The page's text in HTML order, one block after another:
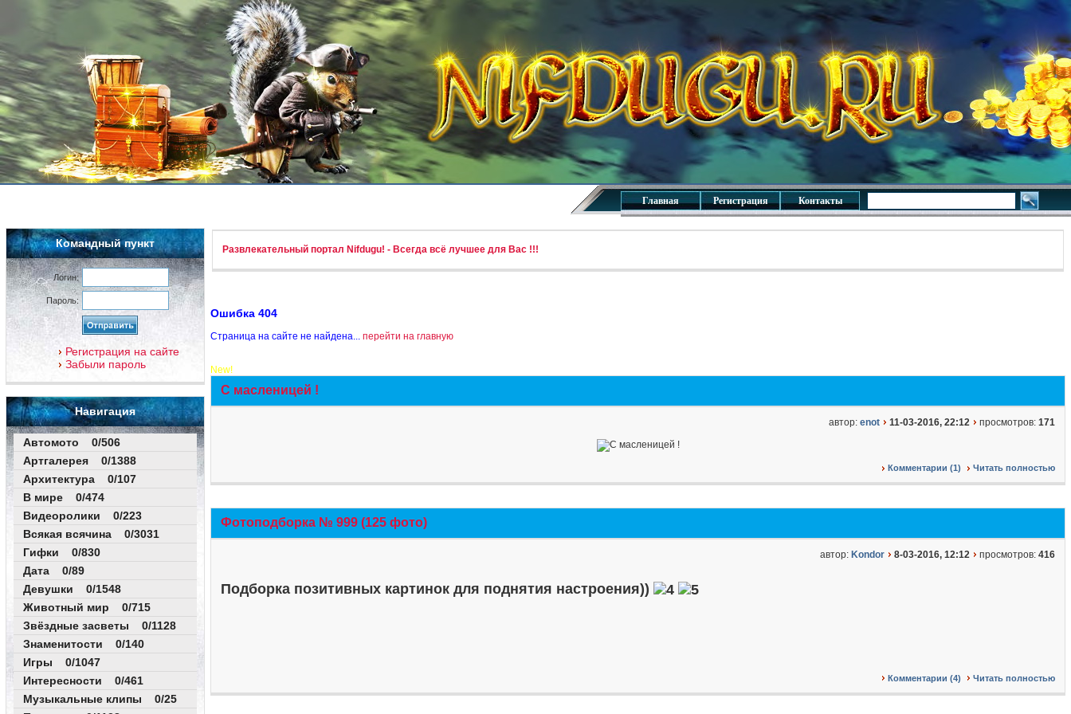
Главная Регистрация Контакты
Командный пункт
Логин:
Пароль:
Регистрация на сайте
Забыли пароль
Навигация
Автомото 0/506
Артгалерея 0/1388
Архитектура 0/107
В мире 0/474
Видеоролики 0/223
Всякая всячина 0/3031
Гифки 0/830
Дата 0/89
Девушки 0/1548
Животный мир 0/715
Звёздные засветы 0/1128
Знаменитости 0/140
Игры 0/1047
Интересности 0/461
Музыкальные клипы 0/25
Развлекательный портал Nifdugu! - Всегда всё лучшее для Вас !!!
Ошибка 404
Страница на сайте не найдена... перейти на главную
New!
С масленицей !
автор: enot 11-03-2016, 22:12 просмотров: 171
Комментарии (1) Читать полностью
Фотоподборка № 999 (125 фото)
автор: Kondor 8-03-2016, 12:12 просмотров: 416
Подборка позитивных картинок для поднятия настроения))
Комментарии (4) Читать полностью